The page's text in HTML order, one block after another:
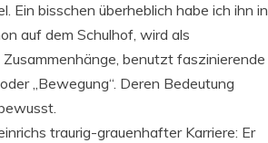
Ein bisschen überheblich habe ich ihn in
auf dem Schulhof, wird als
benutzt faszinierende
„Bewegung“. Deren Bedeutung
traurig-grauenhafter Karriere: Er